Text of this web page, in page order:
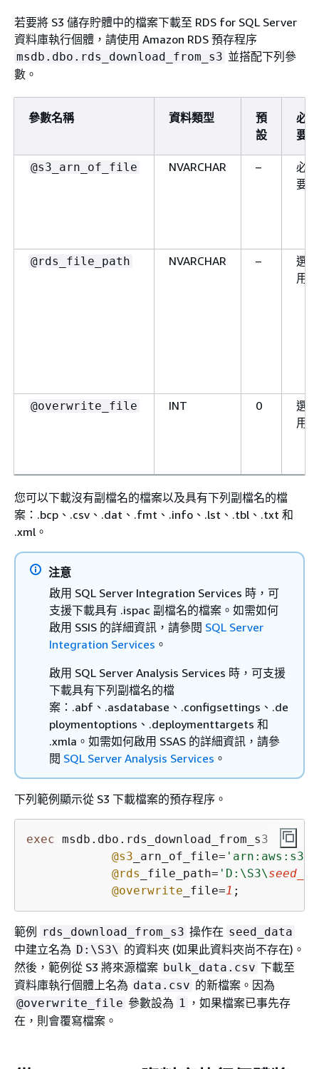
若要將 S3 儲存貯體中的檔案下載至 RDS for SQL Server
資料庫執行個體，請使用 Amazon RDS 預存程序
msdb.dbo.rds_download_from_s3 並搭配下列參
數。
參數名稱 資料類型
預
設
必
要
@s3_arn_of_file NVARCHAR –
必
要
@rds_file_path NVARCHAR –
選
用
@overwrite_file INT 0
選
用
您可以下載沒有副檔名的檔案以及具有下列副檔名的檔
案：.bcp、.csv、.dat、.fmt、.info、.lst、.tbl、.txt 和
.xml。
注意
啟用 SQL Server Integration Services 時，可
支援下載具有 .ispac 副檔名的檔案。如需如何
啟用 SSIS 的詳細資訊，請參閱 SQL Server
Integration Services 。
啟用 SQL Server Analysis Services 時，可支援
下載具有下列副檔名的檔
案：.abf、.asdatabase、.configsettings、.de
ploymentoptions、.deploymenttargets 和
.xmla。如需如何啟用 SSAS 的詳細資訊，請參
閱 SQL Server Analysis Services 。
下列範例顯示從 S3 下載檔案的預存程序。
exec msdb.dbo.rds_download_from_s3
@s3 _arn_of_file=
@rds
_file_path= 'D:\S3\
@overwrite _file=1 ;
範例 rds_download_from_s3 操作在 seed_data
中建立名為 D:\S3\ 的資料夾 (如果此資料夾尚不存在)。
然後，範例從 S3 將來源檔案 bulk_data.csv 下載至
資料庫執行個體上名為 data.csv 的新檔案。因為
@overwrite_file 參數設為 1
，如果檔案已事先存
在，則會覆寫檔案。